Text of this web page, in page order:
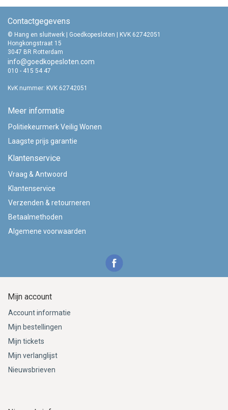
Contactgegevens
© Hang en sluitwerk | Goedkopesloten | KVK 62742051
Hongkongstraat 15
3047 BR Rotterdam
info@goedkopesloten.com
010 - 415 54 47
KvK nummer: KVK 62742051
Meer informatie
Politiekeurmerk Veilig Wonen
Laagste prijs garantie
Klantenservice
Vraag & Antwoord
Klantenservice
Verzenden & retourneren
Betaalmethoden
Algemene voorwaarden
Mijn account
Account informatie
Mijn bestellingen
Mijn tickets
Mijn verlanglijst
Nieuwsbrieven